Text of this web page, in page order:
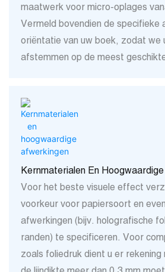
maatwerk voor micro-oplages
Vermeld bovendien de specifieke
oriëntatie van uw boek, zodat we
afstemmen op de meest
Kernmaterialen En
Voor het beste visuele effect
voorkeur voor papiersoort en
afwerkingen (bijv. holografische
randen) te specificeren. Voor
zoals foliedruk dient u er rekening